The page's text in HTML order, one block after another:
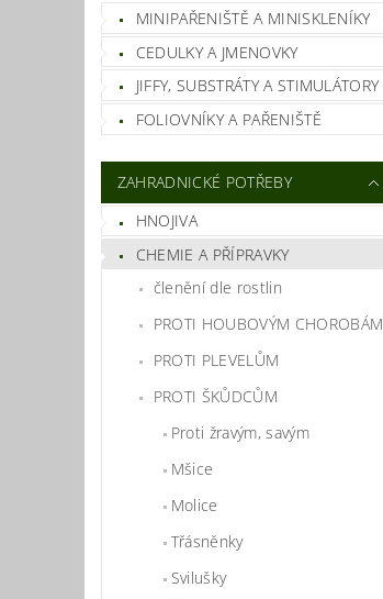
MINIPAŘENIŠTĚ A MINISKLENÍKY
CEDULKY A JMENOVKY
JIFFY, SUBSTRÁTY A STIMULÁTORY
FOLIOVNÍKY A PAŘENIŠTĚ
ZAHRADNICKÉ POTŘEBY
HNOJIVA
CHEMIE A PŘÍPRAVKY
členění dle rostlin
PROTI HOUBOVÝM CHOROBÁM
PROTI PLEVELŮM
PROTI ŠKŮDCŮM
Proti žravým, savým
Mšice
Molice
Třásněnky
Svilušky